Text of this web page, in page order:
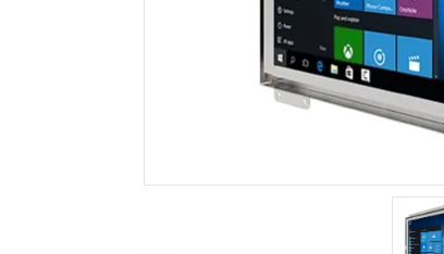
Ordenador montado en vehículo con
Tableta montada en vehículo
Controlador Robótico